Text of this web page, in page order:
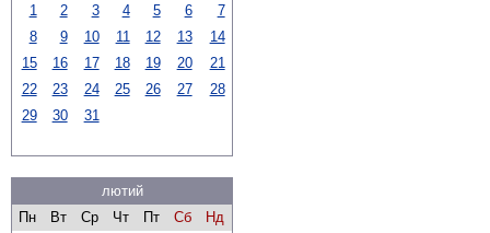
1
2 3 4 5 6
7
8
9 10 11 12 13
14
15
16 17 18 19 20
21
22
23 24 25 26 27
28
29
30 31
лютий
Пн
Вт Ср Чт Пт Сб
Нд